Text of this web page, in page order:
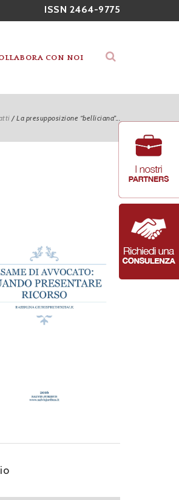
ISSN 2464-9775
CON NOI
/La presupposizione “belliciana”...